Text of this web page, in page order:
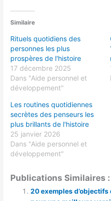
Similaire
Rituels quotidiens des
personnes les plus
prospères de l'histoire
17 décembre 2025
Dans "Aide personnel et
développement"
Les routines quotidiennes
secrètes des penseurs les
plus brillants de l'histoire
25 janvier 2026
Dans "Aide personnel et
développement"
Publications Similaires :
20 exemples